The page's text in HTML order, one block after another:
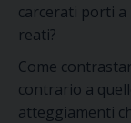
carcerati porti a
reati?
Come
contrario a
atteggiamenti